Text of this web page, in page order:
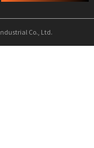
Co., Ltd.